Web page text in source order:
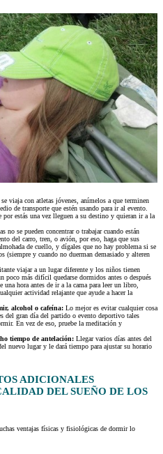
viaja con atletas jóvenes, anímelos a que terminen
de transporte que estén usando para ir al evento.
por estás una vez lleguen a su destino y quieran ir a la
no se pueden concentrar o trabajar cuando están
del carro, tren, o avión, por eso, haga que sus
de cuello, y dígales que no hay problema si se
(siempre y cuando no duerman demasiado y alteren
viajar a un lugar diferente y los niños tienen
poco más difícil quedarse dormidos antes o después
hora antes de ir a la cama para leer un libro,
actividad relajante que ayude a hacer la
alcohol o cafeína: Lo mejor es evitar cualquier cosa
del gran día del partido o evento deportivo tales
En vez de eso, pruebe la meditación y
tiempo de antelación: Llegar varios días antes del
nuevo lugar y le dará tiempo para ajustar su horario
ADICIONALES
DEL SUEÑO DE LOS
ventajas físicas y fisiológicas de dormir lo